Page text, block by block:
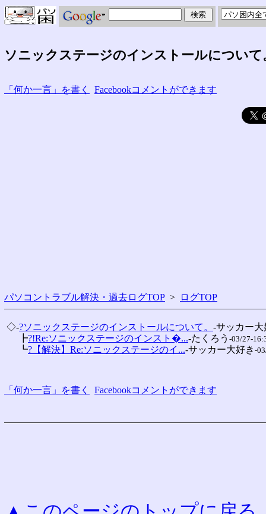
ソニックステージのインストールについて
「何か一言」を書く Facebookコメントができます
パソコントラブル解決・過去ログTOP > ログTOP
◇-?ソニックステージのインストールについて。 -サッカー大
┣?!Re:ソニックステージのインスト�...-たくろう -03/27-
┗?【解決】Re:ソニックステージのイ...-サッカー大好き -
「何か一言」を書く Facebookコメントができます